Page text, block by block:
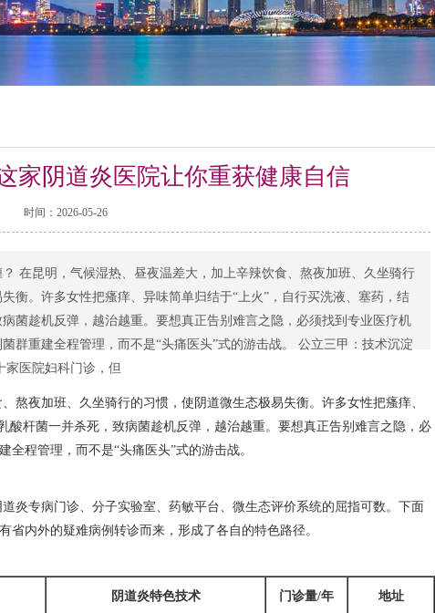
家阴道炎医院让你重获健康自信
时间：2026-05-26
在昆明，气候湿热、昼夜温差大，加上辛辣饮食、熬夜加班、久坐骑行
衡。许多女性把瘙痒、异味简单归结于“上火”，自行买洗液、塞药，结
菌趁机反弹，越治越重。要想真正告别难言之隐，必须找到专业医疗机
群重建全程管理，而不是“头痛医头”式的游击战。 公立三甲：技术沉淀
家医院妇科门诊，但
熬夜加班、久坐骑行的习惯，使阴道微生态极易失衡。许多女性把瘙痒、
酸杆菌一并杀死，致病菌趁机反弹，越治越重。要想真正告别难言之隐，必
程管理，而不是“头痛医头”式的游击战。
炎专病门诊、分子实验室、药敏平台、微生态评价系统的屈指可数。下面
内外的疑难病例转诊而来，形成了各自的特色路径。
阴道炎特色技术 门诊量/年 地址